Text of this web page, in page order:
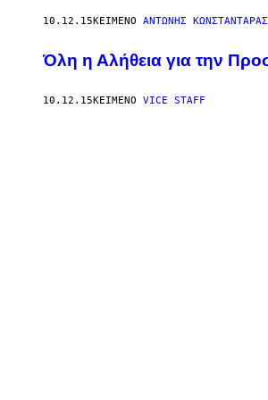
10.12.15ΚΕΊΜΕΝΟ ΑΝΤΏΝΗΣ ΚΩΝΣΤΑΝΤΆΡΑΣ
Όλη η Αλήθεια για την
10.12.15ΚΕΊΜΕΝΟ VICE STAFF